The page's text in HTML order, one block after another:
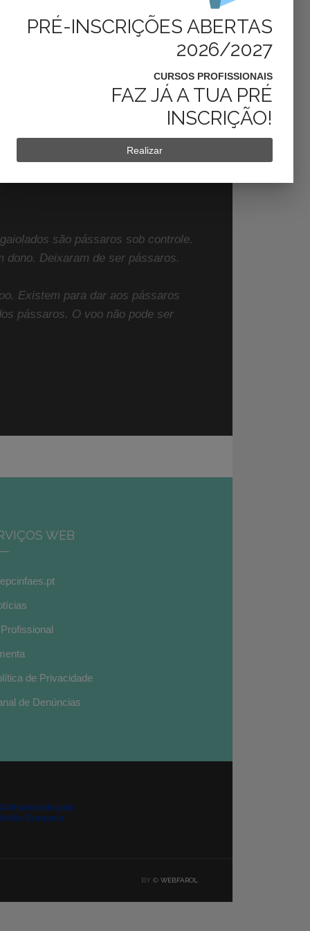
são pássaros sob controle.
dono. Deixaram de ser pássaros.
Existem para dar aos pássaros
pássaros. O voo não pode ser
WEB
de Privacidade
de Denúncias
BY © WEBFAROL
PRÉ-INSCRIÇÕES ABERTAS
2026/2027
CURSOS PROFISSIONAIS
FAZ JÁ A TUA PRÉ
INSCRIÇÃO!
Realizar